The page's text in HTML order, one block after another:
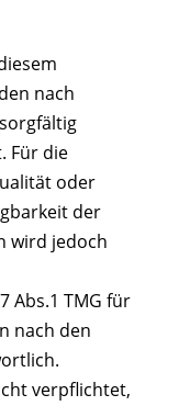
nach
Für die
oder
der
wird jedoch
Abs.1 TMG für
nach den
verpflichtet,